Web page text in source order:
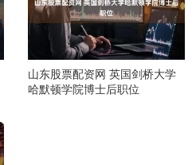
山东股票配资网 英国剑桥大学
哈默顿学院博士后职位